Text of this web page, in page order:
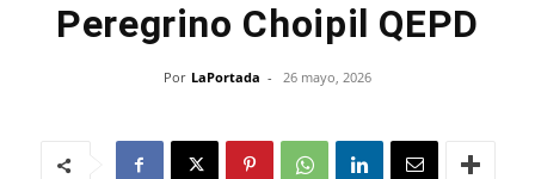
Peregrino Choipil QEPD
Por LaPortada - 26 mayo, 2026